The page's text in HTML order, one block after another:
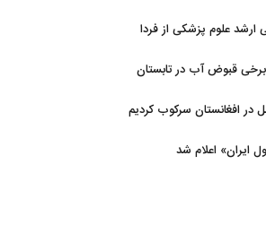
ارشد علوم پزشکی از فردا
برخی قبوض آب در تابستان
در افغانستان سرکوب کردیم
ایران» اعلام شد